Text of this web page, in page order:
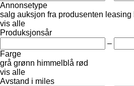
Annonsetype
salg auksjon fra produsenten leasing
vis alle
Produksjonsår
–
Farge
grå grønn himmelblå rød
vis alle
Avstand i miles